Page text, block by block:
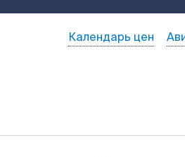
Календарь цен